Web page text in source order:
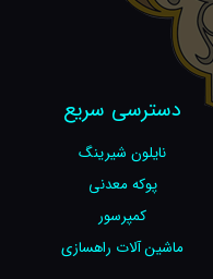
دسترسی سریع
نایلون شیرینگ
پوکه معدنی
کمپرسور
ماشین آلات راهسازی